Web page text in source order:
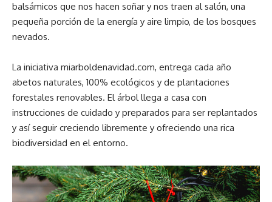
balsámicos que nos hacen soñar y nos traen al salón, una
pequeña porción de la energía y aire limpio, de los bosques
nevados.
La iniciativa miarboldenavidad.com, entrega cada año
abetos naturales, 100% ecológicos y de plantaciones
forestales renovables. El árbol llega a casa con
instrucciones de cuidado y preparados para ser replantados
y así seguir creciendo libremente y ofreciendo una rica
biodiversidad en el entorno.